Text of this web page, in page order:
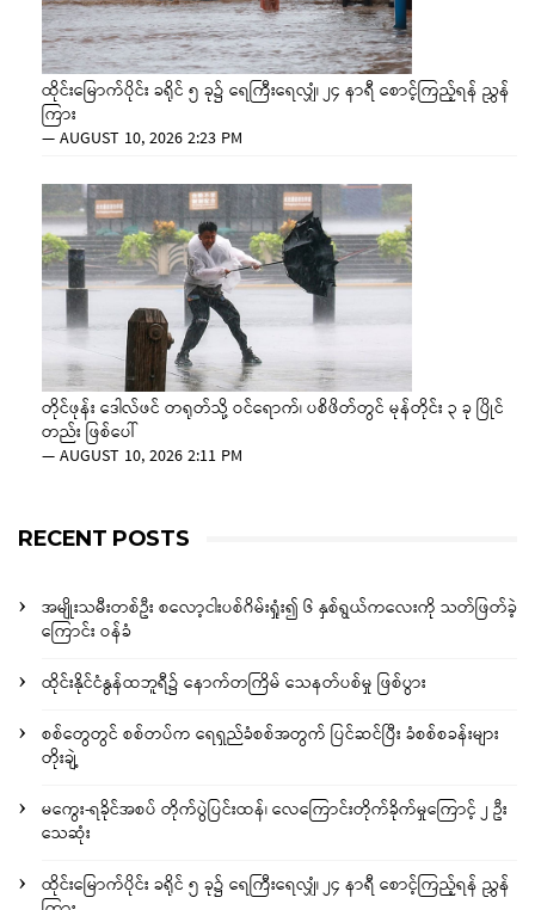
ထိုင်းမြောက်ပိုင်း ခရိုင် ၅ ခု၌ ရေကြီးရေလျှံ၊ ၂၄ နာရီ စောင့်ကြည့်ရန် ညွှန်
ကြား
—AUGUST 10, 2026 2:23 PM
တိုင်ဖုန်း ဒေါလ်ဖင် တရုတ်သို့ ဝင်ရောက်၊ ပစိဖိတ်တွင် မုန်တိုင်း ၃ ခု ပြိုင်
တည်း ဖြစ်ပေါ်
—AUGUST 10, 2026 2:11 PM
RECENT POSTS
အမျိုးသမီးတစ်ဦး စလော့ငါးပစ်ဂိမ်းရှုံး၍ ၆ နှစ်ရွယ်ကလေးကို သတ်ဖြတ်ခဲ့
ကြောင်း ဝန်ခံ
ထိုင်းနိုင်ငံနွန်ထဘူရီ၌ နောက်တကြိမ် သေနတ်ပစ်မှု ဖြစ်ပွား
စစ်တွေတွင် စစ်တပ်က ရေရှည်ခံစစ်အတွက် ပြင်ဆင်ပြီး ခံစစ်စခန်းများ
တိုးချဲ့
မကွေး-ရခိုင်အစပ် တိုက်ပွဲပြင်းထန်၊ လေကြောင်းတိုက်ခိုက်မှုကြောင့် ၂ ဦး
သေဆုံး
ထိုင်းမြောက်ပိုင်း ခရိုင် ၅ ခု၌ ရေကြီးရေလျှံ၊ ၂၄ နာရီ စောင့်ကြည့်ရန် ညွှန်